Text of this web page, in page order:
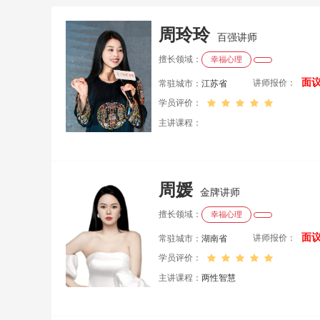
周玲玲 百强讲师
擅长领域： 幸福心理
常驻城市： 江苏省 讲师报价： 面
学员评价：
主讲课程：
周媛 金牌讲师
擅长领域： 幸福心理
常驻城市： 湖南省 讲师报价： 面
学员评价：
主讲课程： 两性智慧